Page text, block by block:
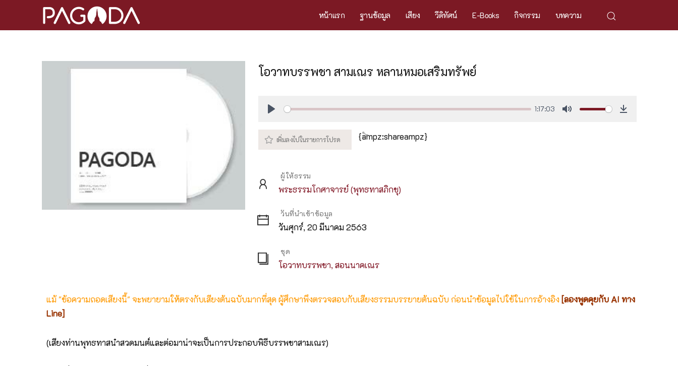
หน้าแรก ฐานข้อมูล เสียง วีดิทัศน์ E-Books กิจกรรม บทความ
โอวาทบรรพชา สามเณร หลานหมอเสริมทรัพย์
1:17:03
{ampz:shareampz}
ผู้ให้ธรรม
พระธรรมโกศาจารย์ (พุทธทาสภิกขุ)
วันที่นำเข้าข้อมูล
วันศุกร์, 20 มีนาคม 2563
ชุด
โอวาทบรรพชา, สอนนาคเณร
แม้ "ข้อความถอดเสียงนี้" จะพยายามให้ตรงกับเสียงต้นฉบับมากที่สุด ผู้ศึกษาพึงตรวจสอบกับเสียงธรรมบรรยายต้นฉบับ ก่อนนำข้อมูลไปใช้ในการอ้างอิง [ลองพูดคุยกับ AI ทาง
Line]
(เสียงท่านพุทธทาสนำสวดมนต์และต่อมาน่าจะเป็นการประกอบพิธีบรรพชาสามเณร)